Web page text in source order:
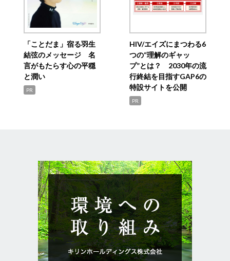
「ことだま」宿る羽生
結弦のメッセージ 名
言がもたらす心の平穏
と潤い
PR
HIV/エイズにまつわる6
つの“理解のギャッ
プ”とは？ 2030年の流
行終結を目指すGAP6の
特設サイトを公開
PR